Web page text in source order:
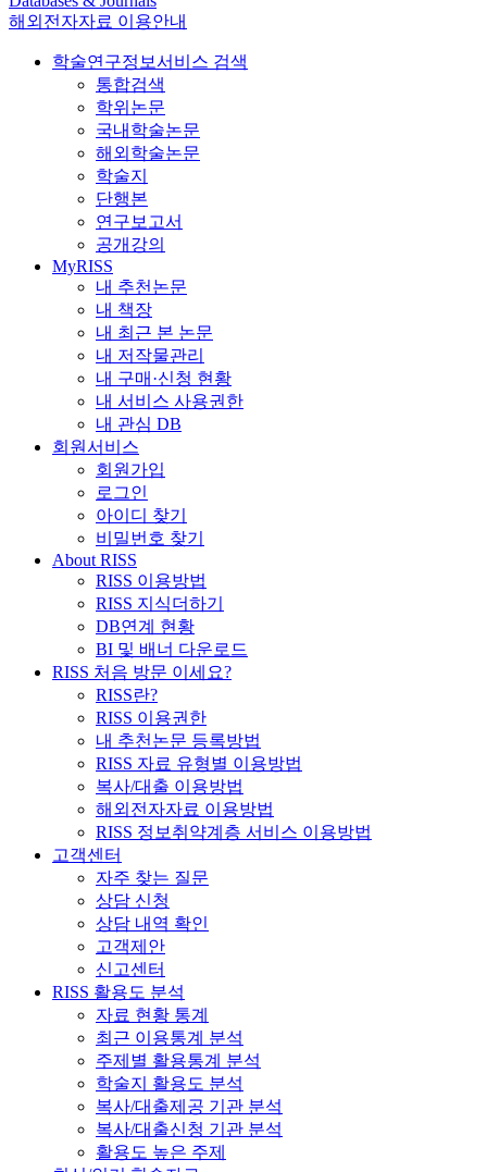
해외전자자료 이용안내
학술연구정보서비스 검색
통합검색
학위논문
국내학술논문
해외학술논문
학술지
단행본
연구보고서
공개강의
MyRISS
내 추천논문
내 책장
내 최근 본 논문
내 저작물관리
내 구매·신청 현황
내 서비스 사용권한
내 관심 DB
회원서비스
회원가입
로그인
아이디 찾기
비밀번호 찾기
About RISS
RISS 이용방법
RISS 지식더하기
DB연계 현황
BI 및 배너 다운로드
RISS 처음 방문 이세요?
RISS란?
RISS 이용권한
내 추천논문 등록방법
RISS 자료 유형별 이용방법
복사/대출 이용방법
해외전자자료 이용방법
RISS 정보취약계층 서비스 이용방법
고객센터
자주 찾는 질문
상담 신청
상담 내역 확인
고객제안
신고센터
RISS 활용도 분석
자료 현황 통계
최근 이용통계 분석
주제별 활용통계 분석
학술지 활용도 분석
복사/대출제공 기관 분석
복사/대출신청 기관 분석
활용도 높은 주제